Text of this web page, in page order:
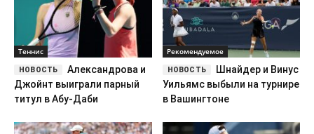
Теннис
Александрова и
Джойнт выиграли парный
титул в Абу-Даби
Рекомендуемое
Шнайдер и Винус
Уильямс выбыли на турнире
в Вашингтоне